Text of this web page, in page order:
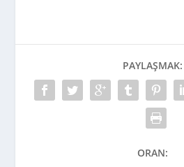
PAYLAŞMAK:
ORAN: